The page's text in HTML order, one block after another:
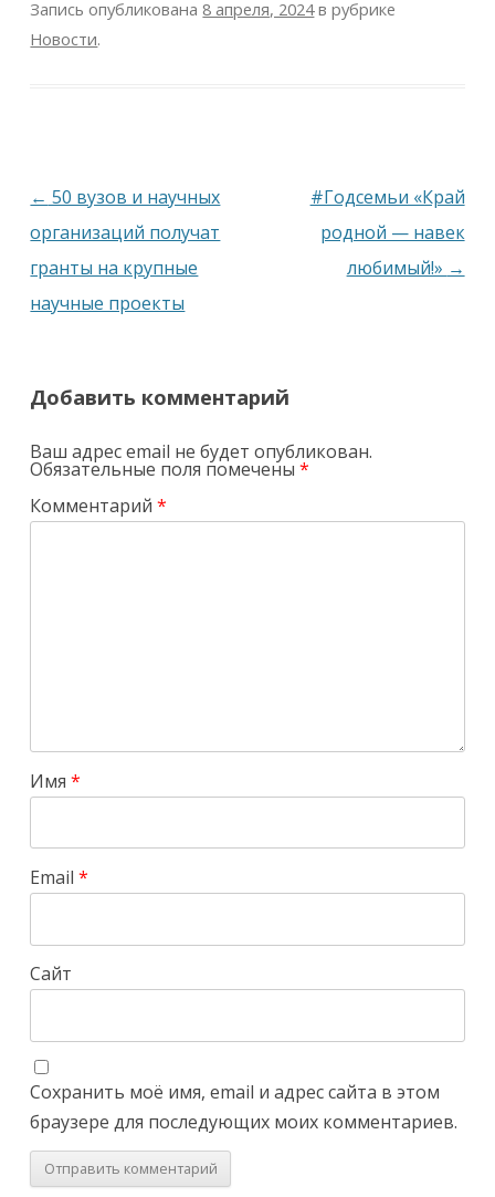
Запись опубликована8 апреля, 2024в рубрике
Новости.
Навигация
по
записям
← 50 вузов и научных
организаций получат
гранты на крупные
научные проекты
#Годсемьи «Край
родной — навек
любимый!» →
Добавить комментарий
Ваш адрес email не будет опубликован.
Обязательные поля помечены*
Комментарий*
Имя*
Email*
Сайт
Сохранить моё имя, email и адрес сайта в этом
браузере для последующих моих комментариев.